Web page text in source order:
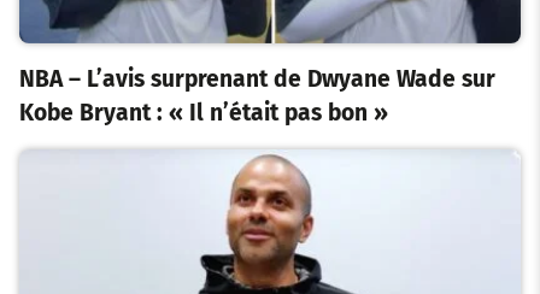
NBA – L’avis surprenant de Dwyane Wade sur
Kobe Bryant : « Il n’était pas bon »